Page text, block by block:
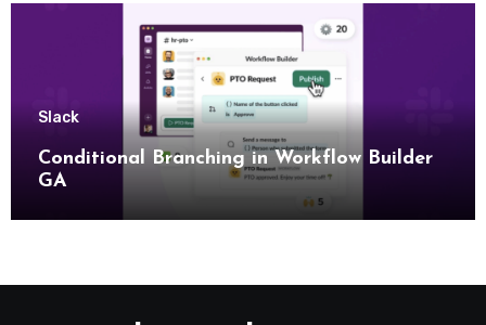
Slack
Conditional Branching in Workflow Builder
GA